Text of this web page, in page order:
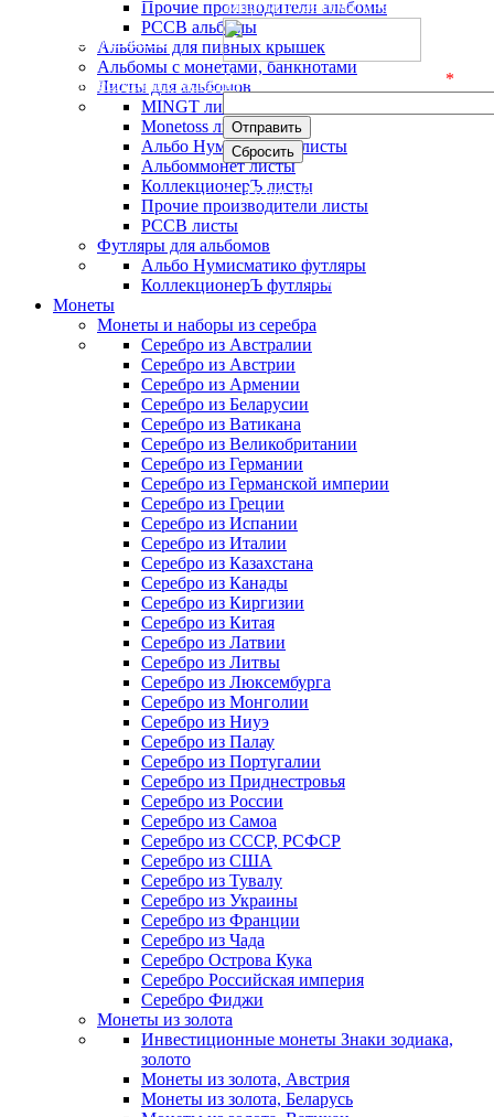
Выкуп монет
Инвестиции в монеты
Защита от автоматического
Введите символы с картинки *
*- Поля, обязательные для
Ваше сообщение
ближайшее время с
Прочие производители альбомы
РССВ альбомы
Альбомы для пивных крышек
Альбомы с монетами, банкнотами
Листы для альбомов
MINGT листы
Monetoss листы
Альбо Нумисматико листы
Альбоммонет листы
КоллекционерЪ листы
Прочие производители листы
РССВ листы
Футляры для альбомов
Альбо Нумисматико футляры
КоллекционерЪ футляры
Монеты
Монеты и наборы из серебра
Серебро из Австралии
Серебро из Австрии
Серебро из Армении
Серебро из Беларусии
Серебро из Ватикана
Серебро из Великобритании
Серебро из Германии
Серебро из Германской империи
Серебро из Греции
Серебро из Испании
Серебро из Италии
Серебро из Казахстана
Серебро из Канады
Серебро из Киргизии
Серебро из Китая
Серебро из Латвии
Серебро из Литвы
Серебро из Люксембурга
Серебро из Монголии
Серебро из Ниуэ
Серебро из Палау
Серебро из Португалии
Серебро из Приднестровья
Серебро из России
Серебро из Самоа
Серебро из СССР, РСФСР
Серебро из США
Серебро из Тувалу
Серебро из Украины
Серебро из Франции
Серебро из Чада
Серебро Острова Кука
Серебро Российская империя
Серебро Фиджи
Монеты из золота
Инвестиционные монеты Знаки зодиака,
золото
Монеты из золота, Австрия
Монеты из золота, Беларусь